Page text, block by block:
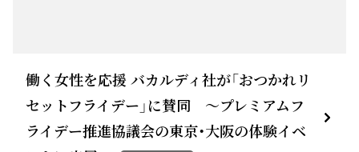
働く女性を応援 バカルディ社が「おつかれリ
セットフライデー」に賛同 ～プレミアムフ
ライデー推進協議会の東京・大阪の体験イベ